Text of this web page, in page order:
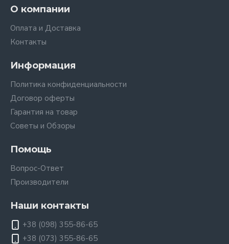
О компании
Оплата и Доставка
Контакты
Информация
Политика конфиденциальности
Договор оферты
Гарантия на товар
Советы и Обзоры
Помощь
Вопрос-Ответ
Производители
Наши контакты
+38 (098) 355-86-65
+38 (073) 355-86-65